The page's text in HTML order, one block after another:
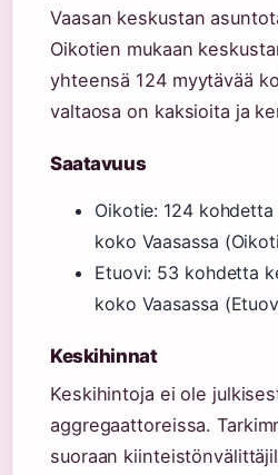
Vaasan keskustan
Oikotien mukaan
yhteensä 124 myytävää
valtaosa on kaksioita ja
Saatavuus
Oikotie: 124
koko Vaasassa
Etuovi: 53 kohdetta
koko Vaasassa
Keskihinnat
Keskihintoja ei ole
aggregaattoreissa.
suoraan